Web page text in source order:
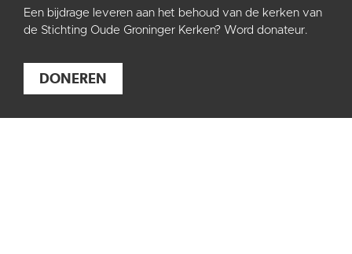
Een bijdrage leveren aan het behoud van de kerken van
de Stichting Oude Groninger Kerken? Word donateur.
DONEREN